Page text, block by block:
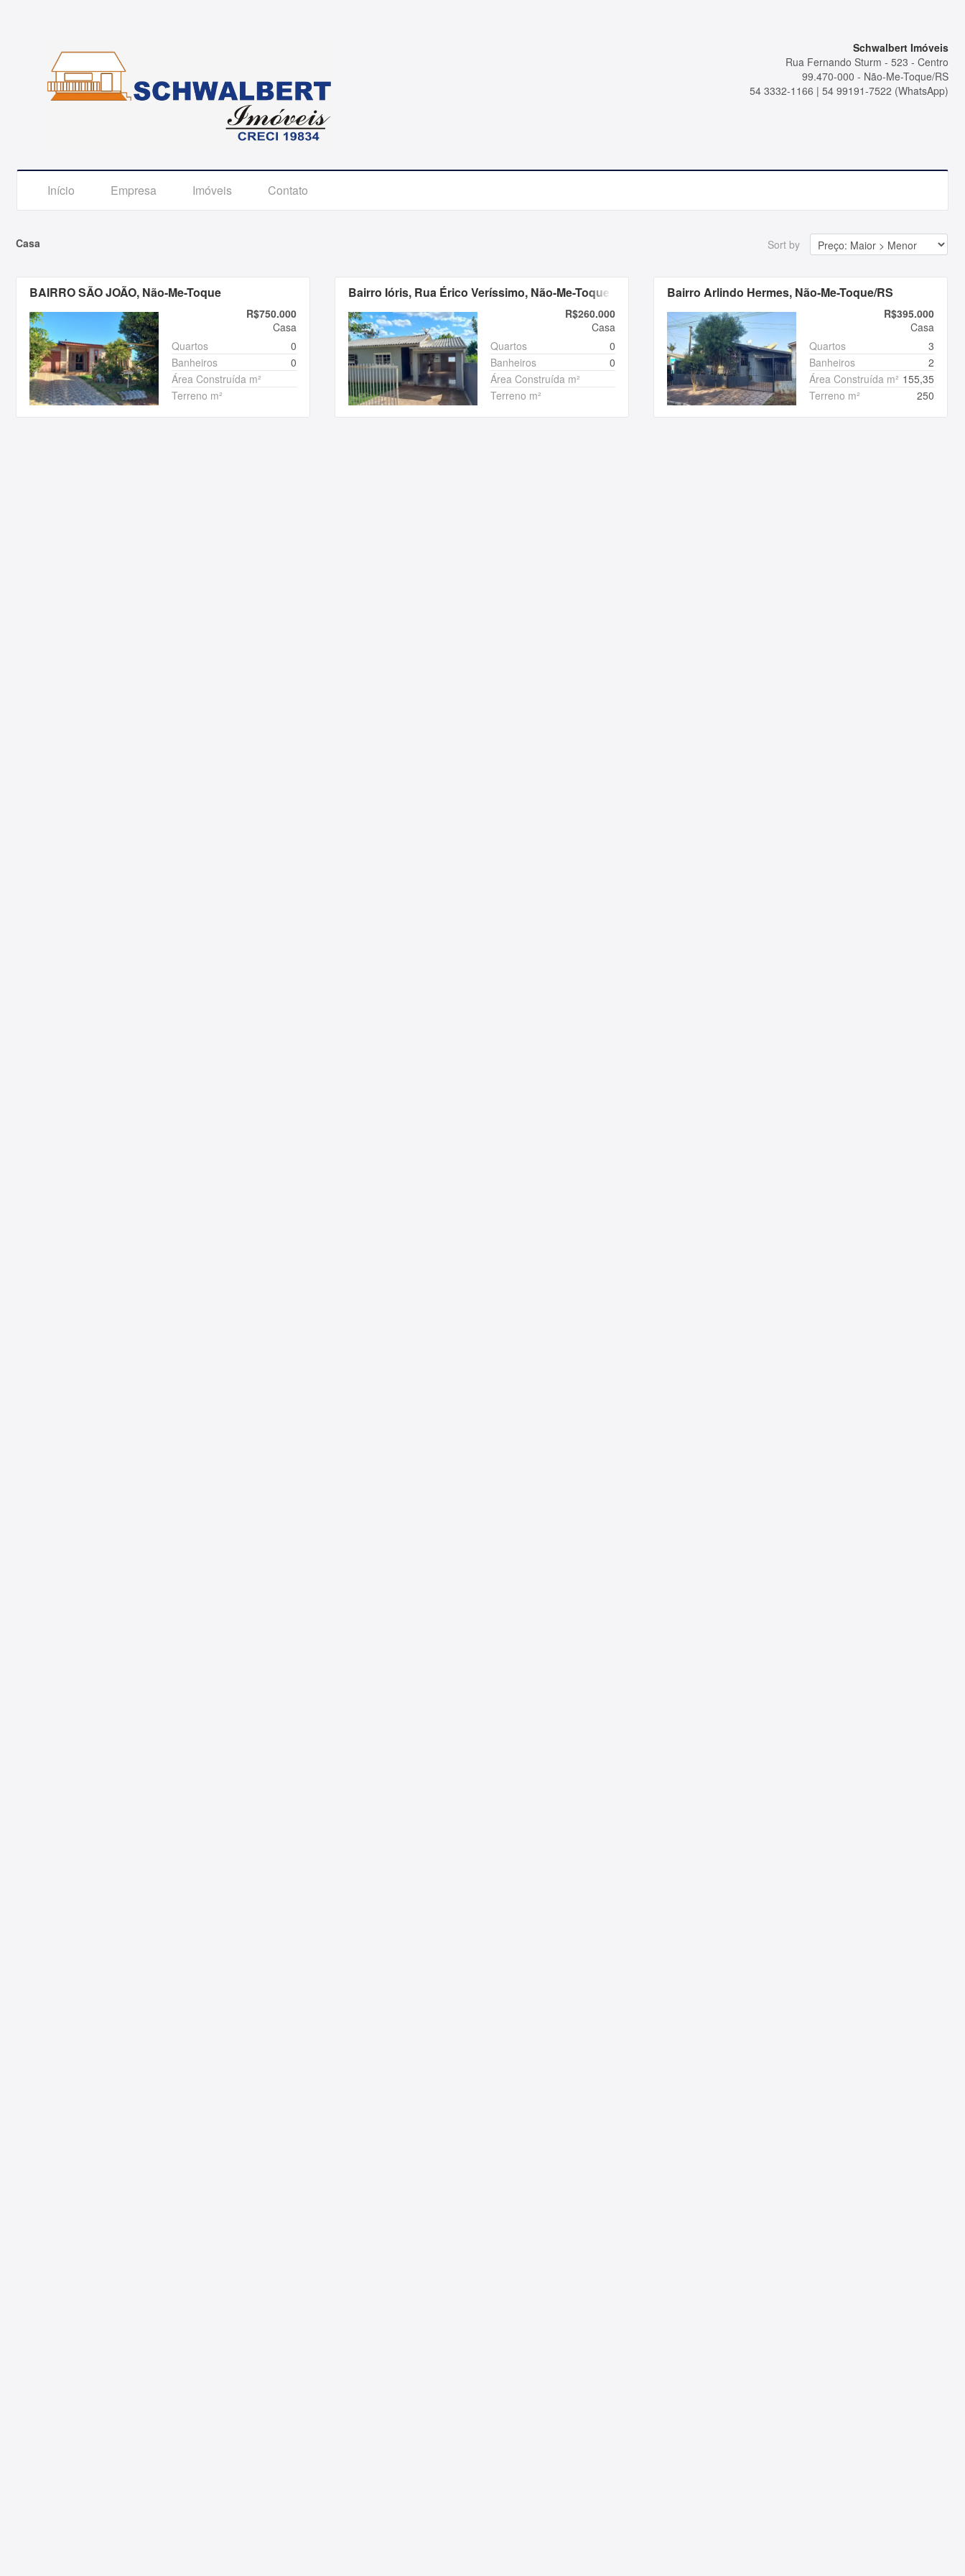
Schwalbert Imóveis
Rua Fernando Sturm - 523 - Centro
99.470-000 - Não-Me-Toque/RS
54 3332-1166 | 54 99191-7522 (WhatsApp)
Início Empresa Imóveis Contato
Casa Sort by
BAIRRO SÃO JOÃO, Não-Me-Toque
R$750.000
Casa
Quartos
0
Banheiros
0
Área Construída m²
Terreno m²
Bairro Ióris, Rua Érico Veríssimo, Não-Me-Toque
R$260.000
Casa
Quartos
0
Banheiros
0
Área Construída m²
Terreno m²
Bairro Arlindo Hermes, Não-Me-Toque/RS
R$395.000
Casa
Quartos
3
Banheiros
2
Área Construída m² 155,35
Terreno m²
250